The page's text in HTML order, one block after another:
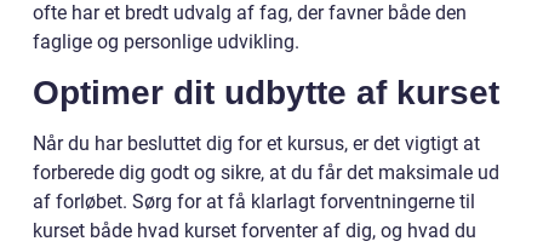
ofte har et bredt udvalg af fag, der favner både den
faglige og personlige udvikling.
Optimer dit udbytte af kurset
Når du har besluttet dig for et kursus, er det vigtigt at
forberede dig godt og sikre, at du får det maksimale ud
af forløbet. Sørg for at få klarlagt forventningerne til
kurset både hvad kurset forventer af dig, og hvad du